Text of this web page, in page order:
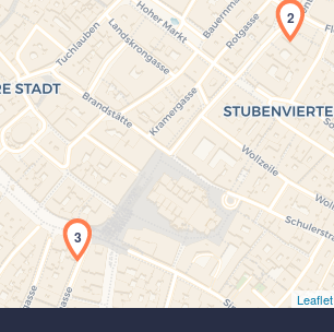
Laden der Karte...
2
3
Leaflet